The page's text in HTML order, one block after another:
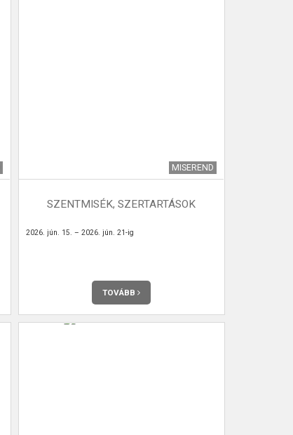
MISEREND
SZENTMISÉK, SZERTARTÁSOK
2026. jún. 15. – 2026. jún. 21-ig
TOVÁBB